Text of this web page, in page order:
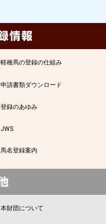
軽種馬の登録の仕組み
申請書類ダウンロード
登録のあゆみ
JWS
馬名登録案内
本財団について